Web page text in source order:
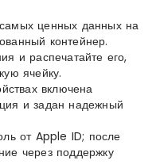
ценных данных на
контейнер.
и распечатайте его,
ячейку.
включена
и задан надежный
от Apple ID; после
через поддержку